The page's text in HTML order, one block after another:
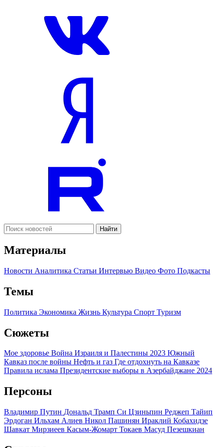
Найти
Материалы
Новости Аналитика Статьи Интервью Видео Фото Подкасты
Темы
Политика Экономика Жизнь Культура Спорт Туризм
Сюжеты
Мое здоровье Война Израиля и Палестины 2023 Южный
Кавказ после войны Нефть и газ Где отдохнуть на Кавказе
Правила ислама Президентские выборы в Азербайджане 2024
Персоны
Владимир Путин Дональд Трамп Си Цзиньпин Реджеп Тайип
Эрдоган Ильхам Алиев Никол Пашинян Ираклий Кобахидзе
Шавкат Мирзиеев Касым-Жомарт Токаев Масуд Пезешкиан